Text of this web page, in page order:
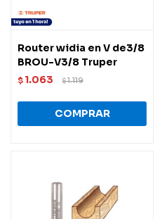
Router widia en V de3/8
BROU-V3/8 Truper
$ 1.063 $1.119